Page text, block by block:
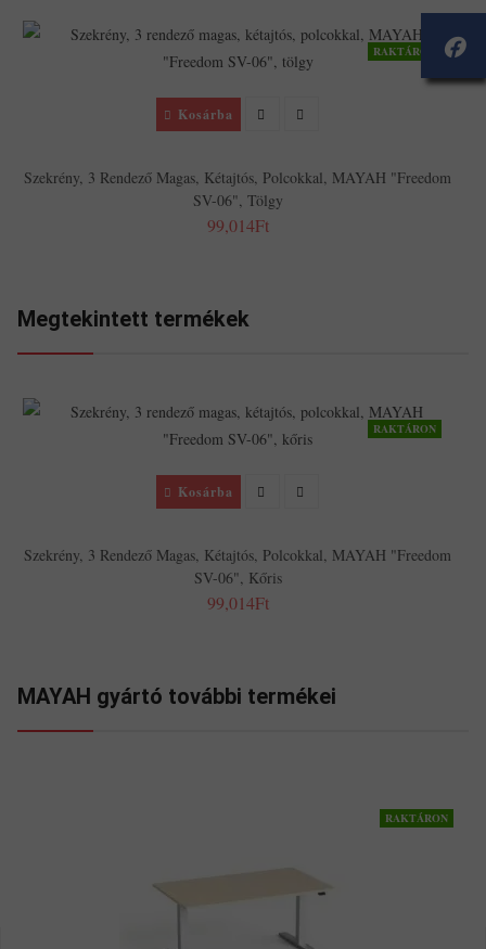
RAKTÁRON
Kosárba
Szekrény, 3 Rendező Magas, Kétajtós, Polcokkal, MAYAH "Freedom
SV-06", Tölgy
99,014Ft
Megtekintett termékek
RAKTÁRON
Kosárba
Szekrény, 3 Rendező Magas, Kétajtós, Polcokkal, MAYAH "Freedom
SV-06", Kőris
99,014Ft
MAYAH gyártó további termékei
RAKTÁRON